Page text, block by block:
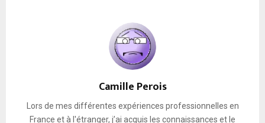
Camille Perois
Lors de mes différentes expériences professionnelles en
France et à l'étranger, j’ai acquis les connaissances et le